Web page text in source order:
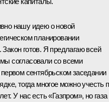
нашу идею о новой
планировании
готов. Я предлагаю всей
согласовали со всеми
сентябрьском заседании
тогда многое можно учесть
У нас есть «Газпром», но газа